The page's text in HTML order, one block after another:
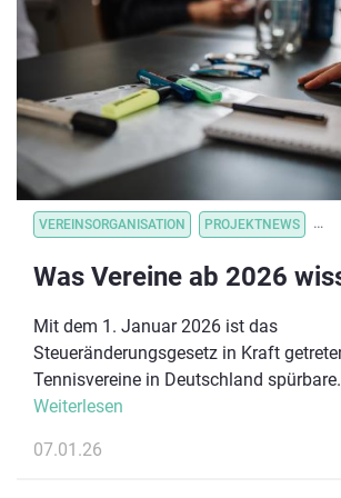
der Kassenbon wird einfach auf der
hochgeladen und dem entsprechenden
gutgeschrieben.
VEREINSORGANISATION PROJEKTNEWS
Mit dem 1. Januar 2026 ist das
Steueränderungsgesetz in Kraft
Tennisvereine in Deutschland spürbare
Erleichterungen. Ziel der Reform ist es,
und neue finanzielle Spielräume zu
Weiterlesen
07.01.26